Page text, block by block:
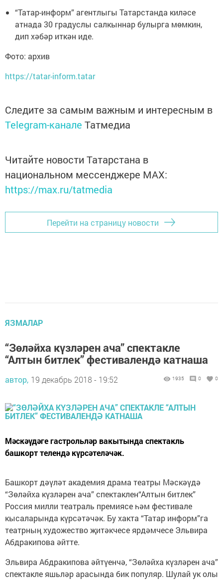
“Татар-информ” агентлыгы Татарстанда киләсе
атнада 30 градуслы салкыннар булырга мөмкин,
дип хәбәр иткән иде.
Фото: архив
https://tatar-inform.tatar
Следите за самым важным и интересным в
Telegram-канале Татмедиа
Читайте новости Татарстана в
национальном мессенджере MАХ:
https://max.ru/tatmedia
Перейти на страницу новости
ЯЗМАЛАР
“Зөләйха күзләрен ача” спектакле
“Алтын битлек” фестивалендә катнаша
автор, 19 декабрь 2018 - 19:52 1935 0 0
Мәскәүдәге гастрольләр вакытында спектакль
башкорт телендә күрсәтеләчәк.
Башкорт дәүләт академия драма театры Мәскәүдә
“Зөләйха күзләрен ача” спектаклен“Алтын битлек”
Россия милли театраль премиясе һәм фестивале
кысаларында күрсәтәчәк. Бу хакта “Татар информ”га
театрның художество җитәкчесе ярдәмчесе Эльвира
Абдракипова әйтте.
Эльвира Абдракипова әйтүенчә, “Зөләйха күзләрен ача”
спектакле яшьләр арасында бик популяр. Шулай ук олы